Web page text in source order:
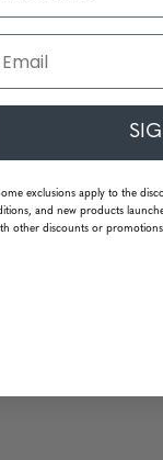
nahtloses Design
für einen
optional
beiden Seiten der
zum Schutz
(für
exclusions apply to the
and new products
other discounts or